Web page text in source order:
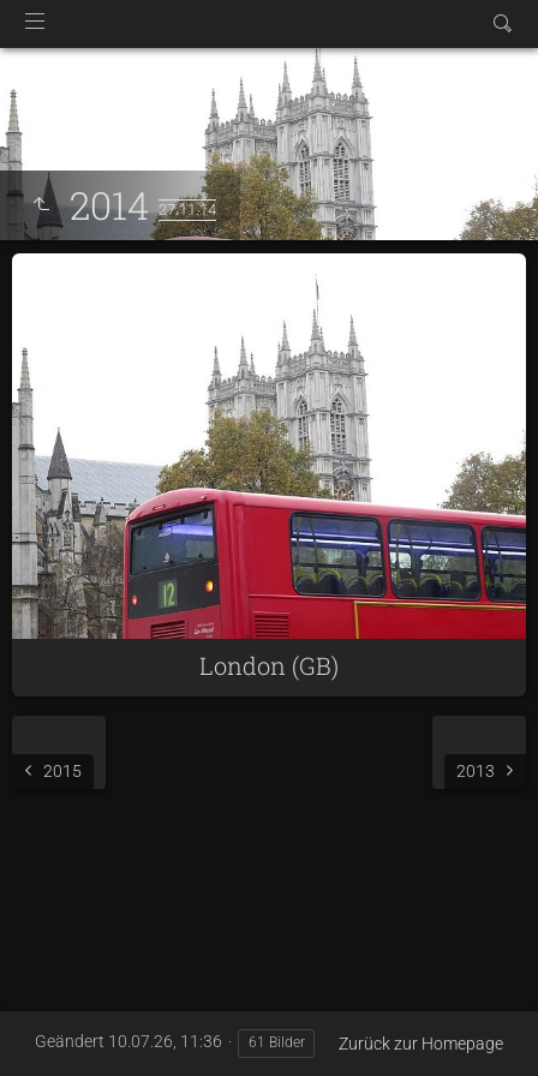
201427.11.14
London (GB)
2015 2013
Geändert 10.07.26, 11:36 61 Bilder Zurück zur Homepage